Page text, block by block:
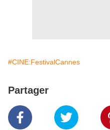
#CINE:FestivalCannes
Partager